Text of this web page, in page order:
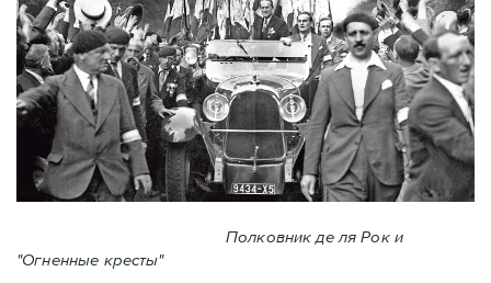
Полковник де ля Рок и
"Огненные кресты"